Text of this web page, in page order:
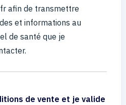
afin de transmettre
et informations au
de santé que je
de vente et je valide